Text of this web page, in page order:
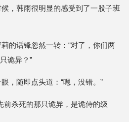
，韩雨很明显的感受到了一股子班
的话锋忽然一转：“对了，你们两
诡异？”
，随即点头道：“嗯，没错。”
前杀死的那只诡异，是诡侍的级